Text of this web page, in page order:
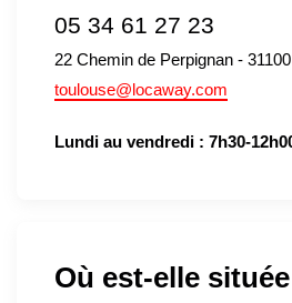
05 34 61 27 23
22 Chemin de Perpignan -
toulouse@locaway.com
Lundi au vendredi : 7h30-
Où est-elle